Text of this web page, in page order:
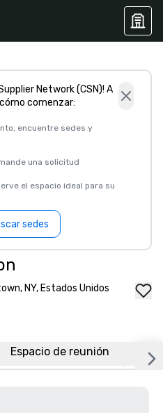
Network (CSN)! A
comenzar:
encuentre sedes y
una solicitud
el espacio ideal para su
sedes
NY, Estados Unidos
Espacio de reunión